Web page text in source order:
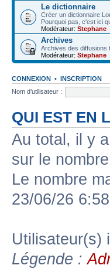
Le dictionnaire
Créer un dictionnaire
Pourquoi pas, c'est ici
Modérateur: Stephane
Archives
Archives des diffusions
Modérateur: Stephane
CONNEXION • INSCRIPTION
Nom d’utilisateur :
QUI EST EN
Au total, il y a
sur le
Le nombre
23/06/26 6:58
Utilisateur(s)
Légende :